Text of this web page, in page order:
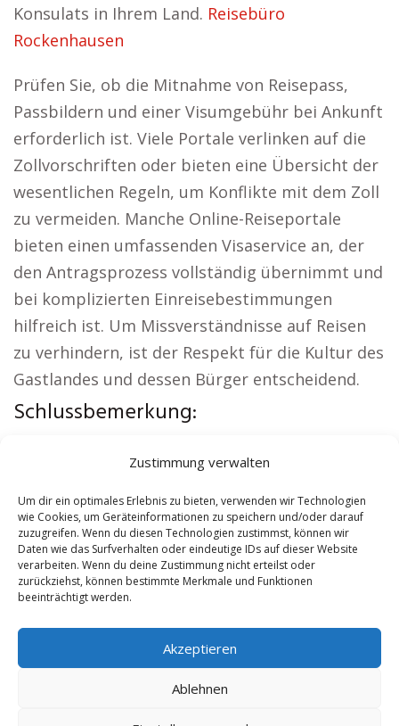
Zustimmung verwalten
Um dir ein optimales Erlebnis zu bieten, verwenden wir Technologien
wie Cookies, um Geräteinformationen zu speichern und/oder darauf
zuzugreifen. Wenn du diesen Technologien zustimmst, können wir
Daten wie das Surfverhalten oder eindeutige IDs auf dieser Website
verarbeiten. Wenn du deine Zustimmung nicht erteilst oder
zurückziehst, können bestimmte Merkmale und Funktionen
beeinträchtigt werden.
Akzeptieren
Ablehnen
Konsulats in Ihrem Land. Reisebüro
Rockenhausen
Prüfen Sie, ob die Mitnahme von Reisepass,
Passbildern und einer Visumgebühr bei Ankunft
erforderlich ist. Viele Portale verlinken auf die
Zollvorschriften oder bieten eine Übersicht der
wesentlichen Regeln, um Konflikte mit dem Zoll
zu vermeiden. Manche Online-Reiseportale
bieten einen umfassenden Visaservice an, der
den Antragsprozess vollständig übernimmt und
bei komplizierten Einreisebestimmungen
hilfreich ist. Um Missverständnisse auf Reisen
zu verhindern, ist der Respekt für die Kultur des
Gastlandes und dessen Bürger entscheidend.
Schlussbemerkung:
Sicherheitsdienst Innsbruck |Versicherung
Innsbruck|Hundeschule Innsbruck|Schamane
Innsbruck|Reisebüro Innsbruck
Contents [show]
No tags for this post.